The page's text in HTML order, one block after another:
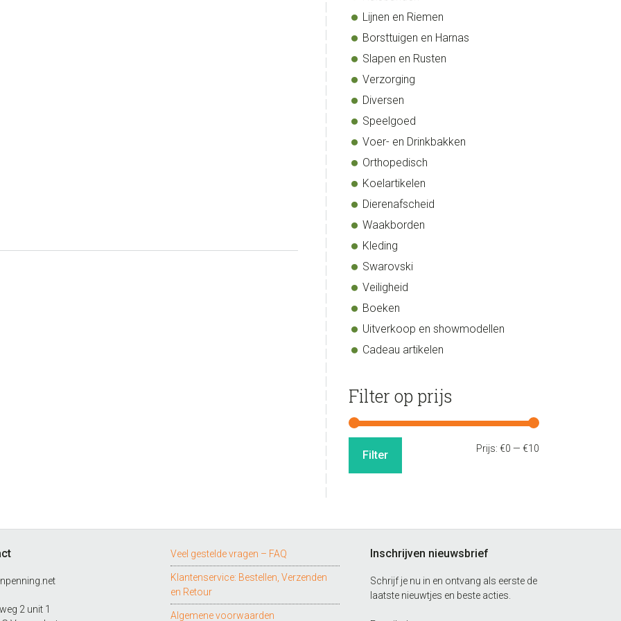
Lijnen en Riemen
Borsttuigen en Harnas
Slapen en Rusten
Verzorging
Diversen
Speelgoed
Voer- en Drinkbakken
Orthopedisch
Koelartikelen
Dierenafscheid
Waakborden
Kleding
Swarovski
Veiligheid
Boeken
Uitverkoop en showmodellen
Cadeau artikelen
Filter op prijs
Filter Prijs: €0 — €10
2 unit 1
Veel gestelde vragen – FAQ
Klantenservice: Bestellen, Verzenden
en Retour
Algemene voorwaarden
Inschrijven nieuwsbrief
Schrijf je nu in en ontvang als eerste de
laatste nieuwtjes en beste acties.